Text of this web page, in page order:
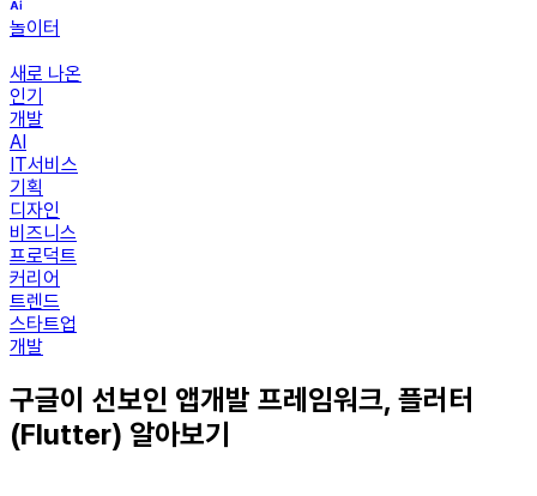
놀이터
새로 나온
인기
개발
AI
IT서비스
기획
디자인
비즈니스
프로덕트
커리어
트렌드
스타트업
개발
구글이 선보인 앱개발 프레임워크, 플러터
(Flutter) 알아보기